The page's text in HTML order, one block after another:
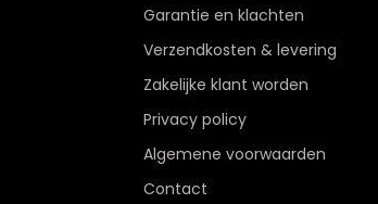
Garantie en klachten
Verzendkosten & levering
Zakelijke klant worden
Privacy policy
Algemene voorwaarden
Contact